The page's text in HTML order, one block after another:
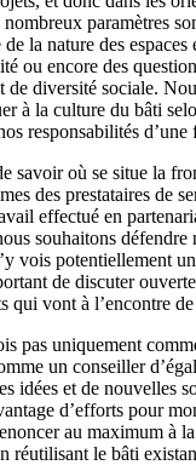
paramètres
la nature des espaces
ou encore des
diversité sociale.
à la culture du bâti
responsabilités
savoir où se situe la
des prestataires de
effectué en
souhaitons défendre
vois potentiellement
de discuter
qui vont à l’encontre
pas uniquement
un conseiller
idées et de nouvelles
d’efforts pour
au maximum à
réutilisant le bâti